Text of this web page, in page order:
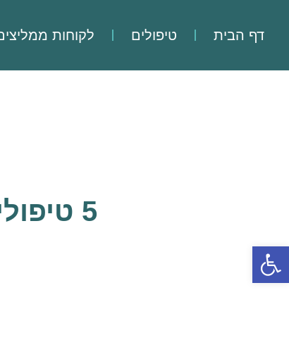
דף הבית טיפולים לקוחות
5 טיפולים טבעיים לכאב כרוני שבאמת עוזרים
פתח סרגל נגישות